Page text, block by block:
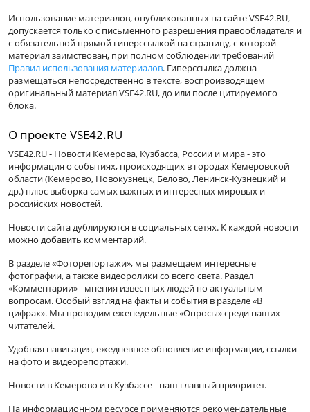
Использование материалов, опубликованных на сайте VSE42.RU,
допускается только с письменного разрешения правообладателя и
с обязательной прямой гиперссылкой на страницу, с которой
материал заимствован, при полном соблюдении требований
Правил использования материалов. Гиперссылка должна
размещаться непосредственно в тексте, воспроизводящем
оригинальный материал VSE42.RU, до или после цитируемого
блока.
О проекте VSE42.RU
VSE42.RU - Новости Кемерова, Кузбасса, России и мира - это
информация о событиях, происходящих в городах Кемеровской
области (Кемерово, Новокузнецк, Белово, Ленинск-Кузнецкий и
др.) плюс выборка самых важных и интересных мировых и
российских новостей.
Новости сайта дублируются в социальных сетях. К каждой новости
можно добавить комментарий.
В разделе «Фоторепортажи», мы размещаем интересные
фотографии, а также видеоролики со всего света. Раздел
«Комментарии» - мнения известных людей по актуальным
вопросам. Особый взгляд на факты и события в разделе «В
цифрах». Мы проводим еженедельные «Опросы» среди наших
читателей.
Удобная навигация, ежедневное обновление информации, ссылки
на фото и видеорепортажи.
Новости в Кемерово и в Кузбассе - наш главный приоритет.
На информационном ресурсе применяются рекомендательные